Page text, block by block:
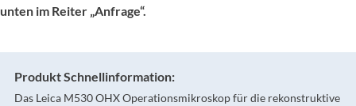
unten im Reiter „Anfrage“.
Produkt Schnellinformation:
Das Leica M530 OHX Operationsmikroskop für die rekonstruktive